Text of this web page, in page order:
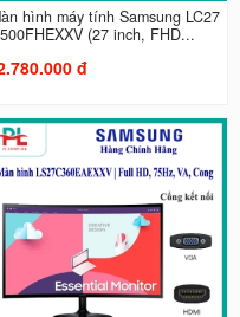
hình máy tính Samsung LC27
(27 inch, FHD...
đ